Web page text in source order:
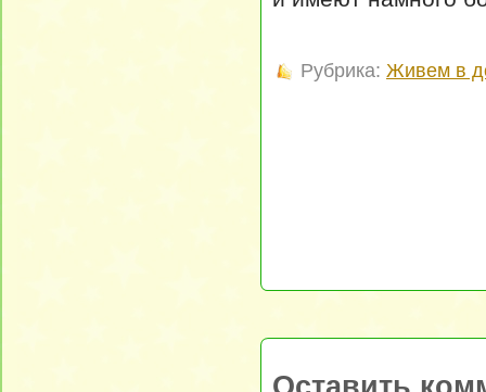
Рубрика: Живем в